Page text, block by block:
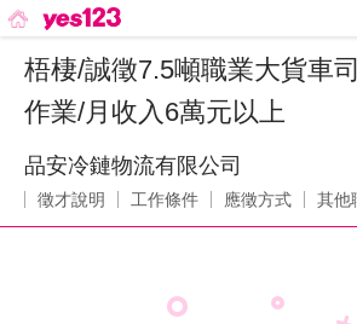
梧棲/誠徵7.5噸職業大貨車
作業/月收入6萬元以上
品安冷鏈物流有限公司
徵才說明 工作條件 應徵方式 其他